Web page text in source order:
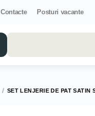
Contacte Posturi vacante
SET LENJERIE DE PAT